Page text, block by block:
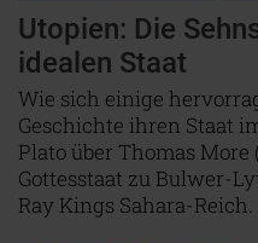
Utopien: Die
idealen Staat
Wie sich einige
Geschichte ihren Staat
Plato über Thomas More
Gottesstaat zu Bulwer-
Ray Kings Sahara-Reich.